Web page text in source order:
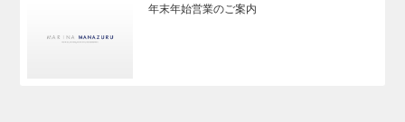
年末年始営業のご案内